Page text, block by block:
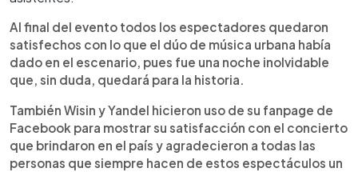
Al final del evento todos los espectadores quedaron
satisfechos con lo que el dúo de música urbana había
dado en el escenario, pues fue una noche inolvidable
que, sin duda, quedará para la historia.
También Wisin y Yandel hicieron uso de su fanpage de
Facebook para mostrar su satisfacción con el concierto
que brindaron en el país y agradecieron a todas las
personas que siempre hacen de estos espectáculos un